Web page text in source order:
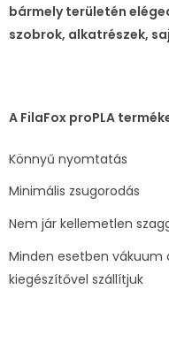
bármely területén
szobrok, alkatrészek,
A FilaFox proPLA
Könnyű nyomtatás
Minimális zsugorodás
Nem jár kellemetlen
Minden esetben vákuum
kiegészítővel szállítjuk